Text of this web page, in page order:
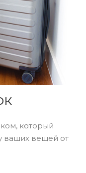
который
ваших вещей от